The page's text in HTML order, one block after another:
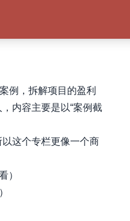
例，拆解项目的盈利
内容主要是以“案例截
这个专栏更像一个商
）